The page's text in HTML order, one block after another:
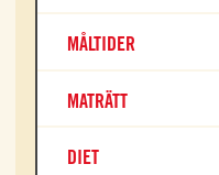
MÅLTIDER
MATRÄTT
DIET